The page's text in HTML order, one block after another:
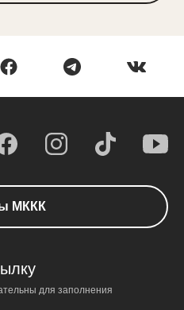
МККК
для заполнения